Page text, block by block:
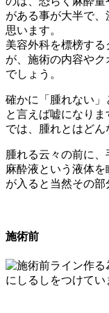
がある事が大半で
思います。
美容外科を標榜す
が、施術の内容やク
でしょう。
確かに「腫れない」
と言えば嘘になりま
では、腫れとはどん
腫れる云々の前に、
麻酔液という液体
が入ると当然その部
施術前
ライン作る
にしるしをつけてい